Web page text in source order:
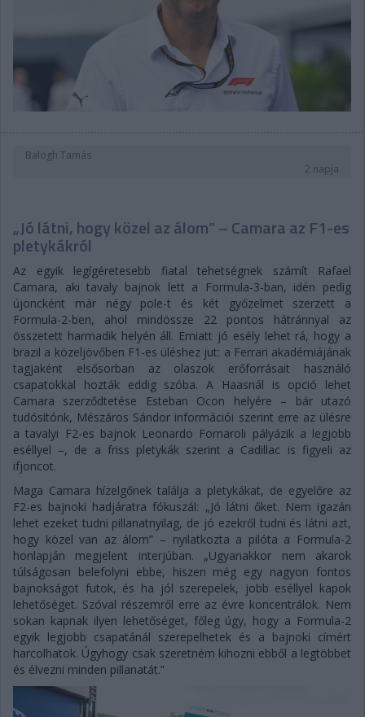
Balogh Tamás
2 napja
„Jó látni, hogy közel az álom” – Camara az F1-es
pletykákról
Az egyik legígéretesebb fiatal tehetségnek számít Rafael
Camara, aki tavaly bajnok lett a Formula-3-ban, idén pedig
újoncként már négy pole-t és két győzelmet szerzett a
Formula-2-ben, ahol mindössze 22 pontos hátránnyal az
összetett harmadik helyén áll. Emiatt jó esély lehet rá, hogy a
brazil a közeljövőben F1-es üléshez jut: a Ferrari akadémiájának
tagjaként elsősorban az olaszok erőforrásait használó
csapatokkal hozták eddig szóba. A Haasnál is opció lehet
Camara szerződtetése Esteban Ocon helyére – bár utazó
tudósítónk, Mészáros Sándor információi szerint erre az ülésre
a tavalyi F2-es bajnok Leonardo Fornaroli pályázik a legjobb
eséllyel –, de a friss pletykák szerint a Cadillac is figyeli az
ifjoncot.
Maga Camara hízelgőnek találja a pletykákat, de egyelőre az
F2-es bajnoki hadjáratra fókuszál: „Jó látni őket. Nem igazán
lehet ezeket tudni pillanatnyilag, de jó ezekről tudni és látni azt,
hogy közel van az álom” – nyilatkozta a pilóta a Formula-2
honlapján megjelent interjúban. „Ugyanakkor nem akarok
túlságosan belefolyni ebbe, hiszen még egy nagyon fontos
bajnokságot futok, és ha jól szerepelek, jobb eséllyel kapok
lehetőséget. Szóval részemről erre az évre koncentrálok. Nem
sokan kapnak ilyen lehetőséget, főleg úgy, hogy a Formula-2
egyik legjobb csapatánál szerepelhetek és a bajnoki címért
harcolhatok. Úgyhogy csak szeretném kihozni ebből a legtöbbet
és élvezni minden pillanatát.”